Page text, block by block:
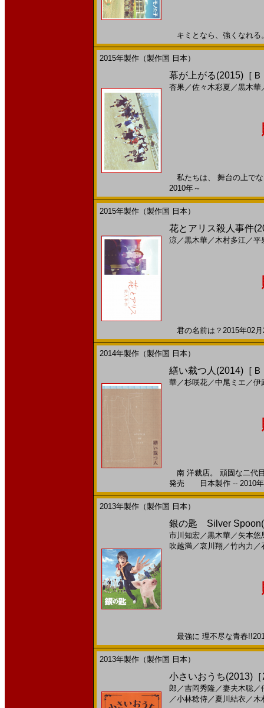
キミとなら、強くなれ
2015年製作（製作国 日本）
幕が上がる(2015)［
杏果／佐々木彩夏 ／黒木華
私たちは、 舞台の上で
2010年～
2015年製作（製作国 日本）
花とアリス殺人事件
涼／黒木華／木村多江／平
君の名前は？2015年02
2014年製作（製作国 日本）
繕い裁つ人(2014)［
華／杉咲花／中尾ミエ ／伊
南 洋裁店。 頑固な二代
発売 日本製作 -- 2010
2013年製作（製作国 日本）
銀の匙 Silver
市川知宏／黒木華／ 矢本悠
吹越満／哀川翔 ／竹内力 ／
最強に 理不尽な青春
2013年製作（製作国 日本）
小さいおうち(2013)
郎 ／吉岡秀隆／妻夫木聡／
／小林稔侍／ 夏川結衣 ／木